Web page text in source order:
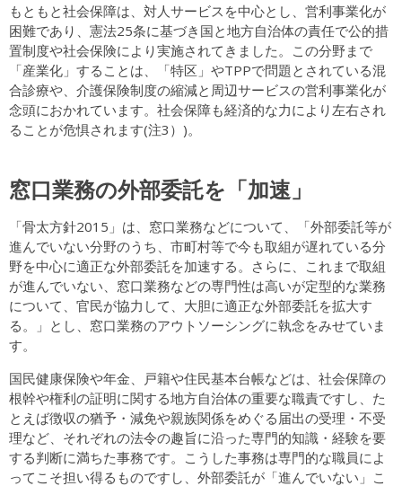
もともと社会保障は、対人サービスを中心とし、営利事業化が
困難であり、憲法25条に基づき国と地方自治体の責任で公的措
置制度や社会保険により実施されてきました。この分野まで
「産業化」することは、「特区」やTPPで問題とされている混
合診療や、介護保険制度の縮減と周辺サービスの営利事業化が
念頭におかれています。社会保障も経済的な力により左右され
ることが危惧されます(注3）)。
窓口業務の外部委託を「加速」
「骨太方針2015」は、窓口業務などについて、「外部委託等が
進んでいない分野のうち、市町村等で今も取組が遅れている分
野を中心に適正な外部委託を加速する。さらに、これまで取組
が進んでいない、窓口業務などの専門性は高いが定型的な業務
について、官民が協力して、大胆に適正な外部委託を拡大す
る。」とし、窓口業務のアウトソーシングに執念をみせていま
す。
国民健康保険や年金、戸籍や住民基本台帳などは、社会保障の
根幹や権利の証明に関する地方自治体の重要な職責ですし、た
とえば徴収の猶予・減免や親族関係をめぐる届出の受理・不受
理など、それぞれの法令の趣旨に沿った専門的知識・経験を要
する判断に満ちた事務です。こうした事務は専門的な職員によ
ってこそ担い得るものですし、外部委託が「進んでいない」こ